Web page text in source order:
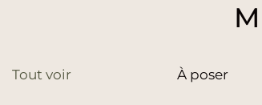
Tout voir À poser